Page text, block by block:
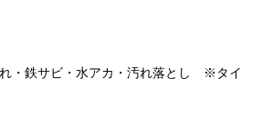
・鉄サビ・水アカ・汚れ落とし ※タイ